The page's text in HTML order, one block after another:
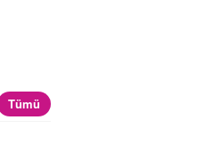
Tümü